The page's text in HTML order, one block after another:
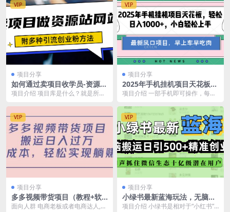
VIP
项目分享
如何通过卖项目收学员-资源站
合集网站 全网项目库变现-附
项目介绍 项目库是什么？就是所有
课程，这种卖课程卖...
VIP
项目分享
2025年手机挂机项目天花板，
轻松日入1000+，副业兼职不
项目介绍 一部手机即可操作，每天
这个挂机项目...
VIP
项目分享
多多视频带货项目（教程+软
件）
面向人群 电商老板或者电商达人,
VIP
项目分享
小绿书最新蓝海玩法，无脑搬
运日引500+精准创业粉，闷声
项目介绍 小绿书是相对于“小红书”